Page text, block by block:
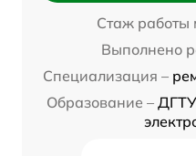
Стаж работы
Выполнено
Специализация –
Образование –